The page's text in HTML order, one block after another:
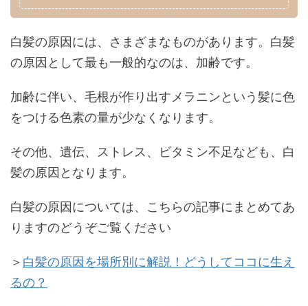
白髪の原因には、さまざまなものがあります。白髪
の原因として最も一般的なのは、加齢です。
加齢に伴い、毛根が作り出すメラニンという髪に色
をつける色素の量が少なくなります。
その他、遺伝、ストレス、ビタミン不足なども、白
髪の原因となります。
白髪の原因については、こちらの記事にまとめてあ
りますのどうぞご覧ください
＞ 白髪の原因を場所別に解説！どうしてココに生え
るの？